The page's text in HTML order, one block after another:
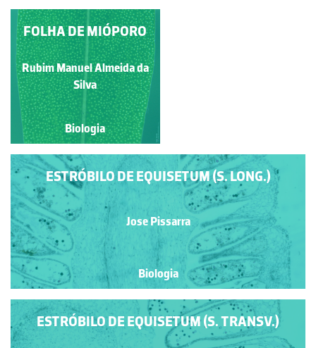
INFLORESCÊNCIA DE
MONOCOTILEDÓNEA
Rubim Manuel Almeida da
Silva
Biologia
FOLHA DE MIÓPORO
Rubim Manuel Almeida da
Silva
Biologia
ESTRÓBILO DE EQUISETUM (S. LONG.)
Jose Pissarra
Biologia
ESTRÓBILO DE EQUISETUM (S. TRANSV.)